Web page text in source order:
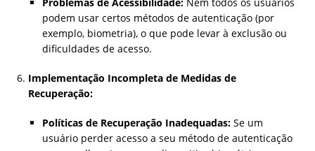
podem usar certos métodos de autenticação (por
exemplo, biometria), o que pode levar à exclusão ou
dificuldades de acesso.
Implementação Incompleta de Medidas de
Recuperação:
Políticas de Recuperação Inadequadas: Se um
usuário perder acesso a seu método de autenticação